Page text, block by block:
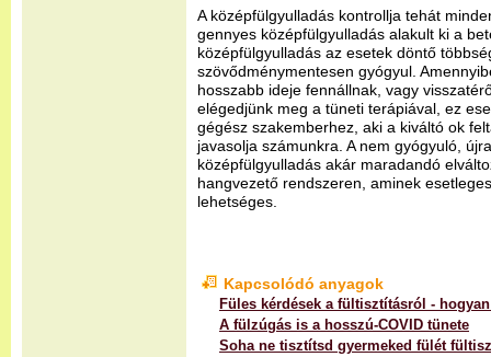
A középfülgyulladás kontrollja tehát
gennyes középfülgyulladás alakult ki a
középfülgyulladás az esetek döntő
szövődménymentesen gyógyul.
hosszabb ideje fennállnak, vagy
elégedjünk meg a tüneti terápiával, ez
gégész szakemberhez, aki a kiváltó ok
javasolja számunkra. A nem gyógyuló,
középfülgyulladás akár maradandó
hangvezető rendszeren, aminek
lehetséges.
Kapcsolódó anyagok
Füles kérdések a fültisztításról -
A fülzúgás is a hosszú-COVID tünete
Soha ne tisztítsd gyermeked fülét